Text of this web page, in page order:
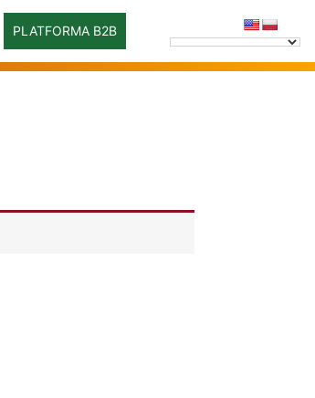
PLATFORMA B2B